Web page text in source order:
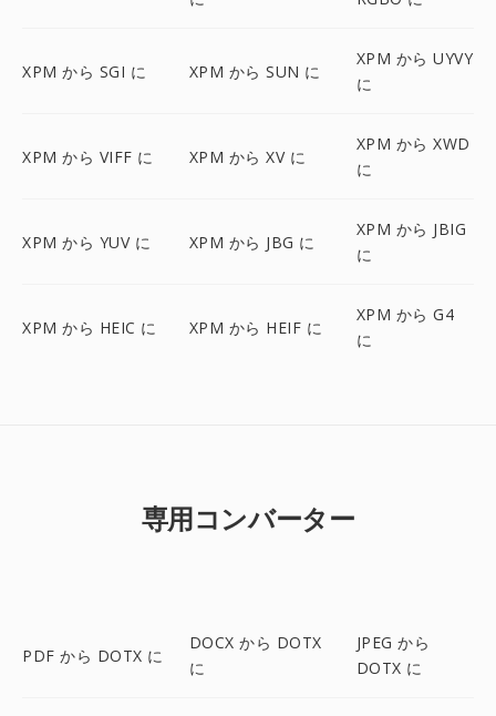
XPM から SGI に XPM から SUN に
XPM から UYVY
に
XPM から VIFF に XPM から XV に
XPM から XWD
に
XPM から YUV に XPM から JBG に
XPM から JBIG
に
XPM から HEIC に XPM から HEIF に
XPM から G4
に
専用コンバーター
PDF から DOTX に
DOCX から DOTX
に
JPEG から
DOTX に